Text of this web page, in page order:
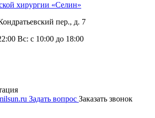
хирургии «Селин»
пер., д. 7
Вс: с 10:00 до 18:00
Задать вопрос Заказать звонок